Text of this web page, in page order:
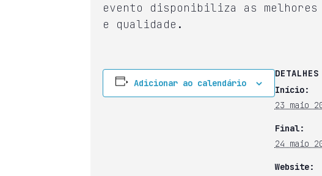
evento disponibiliza as
e qualidade.
Adicionar ao calendário
DETALHES
Início:
23 maio
Final:
24 maio
Website: